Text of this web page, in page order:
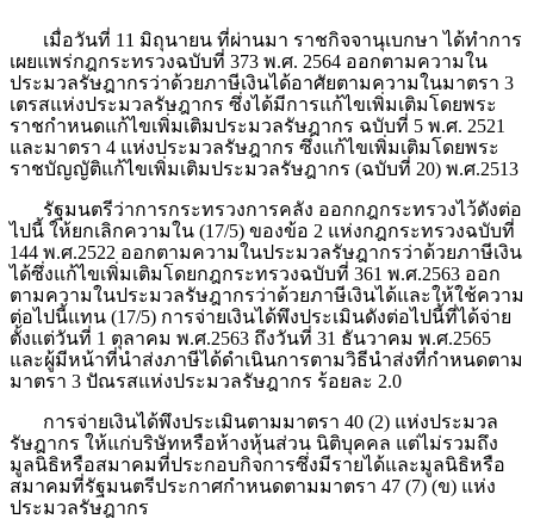
เมื่อวันที่ 11 มิถุนายน ที่ผ่านมา ราชกิจจานุเบกษา ได้ทำการ
เผยแพร่กฎกระทรวงฉบับที่ 373 พ.ศ. 2564 ออกตามความใน
ประมวลรัษฎากรว่าด้วยภาษีเงินได้อาศัยตามความในมาตรา 3
เตรสแห่งประมวลรัษฎากร ซึ่งได้มีการแก้ไขเพิ่มเติมโดยพระ
ราชกำหนดแก้ไขเพิ่มเติมประมวลรัษฎากร ฉบับที่ 5 พ.ศ. 2521
และมาตรา 4 แห่งประมวลรัษฎากร ซึ่งแก้ไขเพิ่มเติมโดยพระ
ราชบัญญัติแก้ไขเพิ่มเติมประมวลรัษฎากร (ฉบับที่ 20) พ.ศ.2513
รัฐมนตรีว่าการกระทรวงการคลัง ออกกฎกระทรวงไว้ดังต่อ
ไปนี้ ให้ยกเลิกความใน (17/5) ของข้อ 2 แห่งกฎกระทรวงฉบับที่
144 พ.ศ.2522 ออกตามความในประมวลรัษฎากรว่าด้วยภาษีเงิน
ได้ซึ่งแก้ไขเพิ่มเติมโดยกฎกระทรวงฉบับที่ 361 พ.ศ.2563 ออก
ตามความในประมวลรัษฎากรว่าด้วยภาษีเงินได้และให้ใช้ความ
ต่อไปนี้แทน (17/5) การจ่ายเงินได้พึงประเมินดังต่อไปนี้ที่ได้จ่าย
ตั้งแต่วันที่ 1 ตุลาคม พ.ศ.2563 ถึงวันที่ 31 ธันวาคม พ.ศ.2565
และผู้มีหน้าที่นำส่งภาษีได้ดำเนินการตามวิธีนำส่งที่กำหนดตาม
มาตรา 3 ปัณรสแห่งประมวลรัษฎากร ร้อยละ 2.0
การจ่ายเงินได้พึงประเมินตามมาตรา 40 (2) แห่งประมวล
รัษฎากร ให้แก่บริษัทหรือห้างหุ้นส่วน นิติบุคคล แต่ไม่รวมถึง
มูลนิธิหรือสมาคมที่ประกอบกิจการซึ่งมีรายได้และมูลนิธิหรือ
สมาคมที่รัฐมนตรีประกาศกำหนดตามมาตรา 47 (7) (ข) แห่ง
ประมวลรัษฎากร